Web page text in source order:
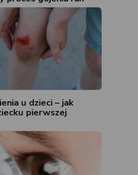
u dzieci – jak
pierwszej